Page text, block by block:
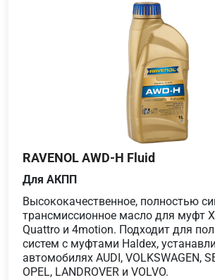
RAVENOL AWD-H Fluid
Для АКПП
Высококачественное, полностью
трансмиссионное масло для муфт
Quattro и 4motion. Подходит для
систем с муфтами Haldex,
автомобилях AUDI, VOLKSWAGEN,
OPEL, LANDROVER и VOLVO.